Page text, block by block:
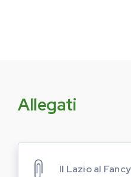
Allegati
Il Lazio al